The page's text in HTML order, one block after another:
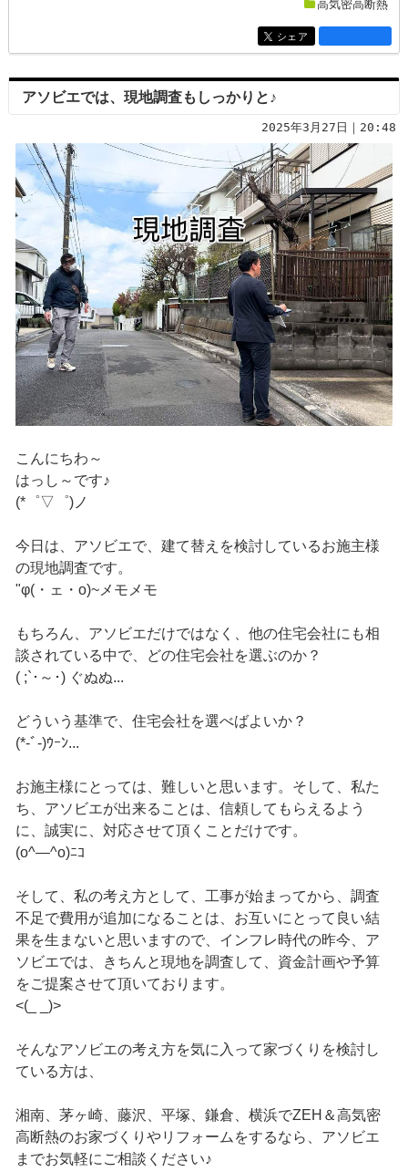
高気密高断熱
entry2659
シェア
アソビエでは、現地調査もしっかりと♪
2025年3月27日｜20:48
こんにちわ～
はっし～です♪
(*゜▽゜)ノ
今日は、アソビエで、建て替えを検討しているお施主様
の現地調査です。
"φ(・ェ・o)~メモメモ
もちろん、アソビエだけではなく、他の住宅会社にも相
談されている中で、どの住宅会社を選ぶのか？
( ;`･～･) ぐぬぬ...
どういう基準で、住宅会社を選べばよいか？
(*-ﾞ-)ｳｰﾝ...
お施主様にとっては、難しいと思います。そして、私た
ち、アソビエが出来ることは、信頼してもらえるよう
に、誠実に、対応させて頂くことだけです。
(o^―^o)ﾆｺ
そして、私の考え方として、工事が始まってから、調査
不足で費用が追加になることは、お互いにとって良い結
果を生まないと思いますので、インフレ時代の昨今、ア
ソビエでは、きちんと現地を調査して、資金計画や予算
をご提案させて頂いております。
<(_ _)>
そんなアソビエの考え方を気に入って家づくりを検討し
ている方は、
湘南、茅ヶ崎、藤沢、平塚、鎌倉、横浜でZEH＆高気密
高断熱のお家づくりやリフォームをするなら、アソビエ
までお気軽にご相談ください♪